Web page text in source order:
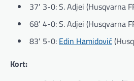
37′ 3-0: S. Adjei (Husqvarna
68′ 4-0: S. Adjei (Husqvarna
83′ 5-0: Edin Hamidović
Kort: